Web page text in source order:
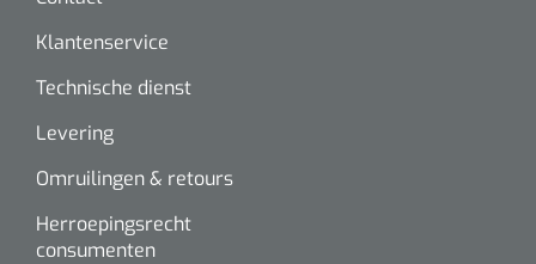
Klantenservice
Technische dienst
Levering
Omruilingen & retours
Herroepingsrecht
consumenten